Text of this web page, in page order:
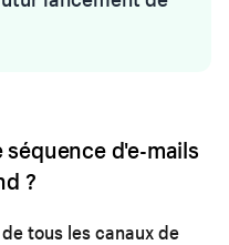
d'e-mails
?
tous les canaux de